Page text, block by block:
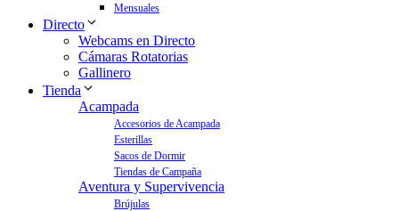
Mensuales
Directo
Webcams en Directo
Cámaras Rotatorias
Gallinero
Tienda
Acampada
Accesorios de Acampada
Esterillas
Sacos de Dormir
Tiendas de Campaña
Aventura y Supervivencia
Brújulas